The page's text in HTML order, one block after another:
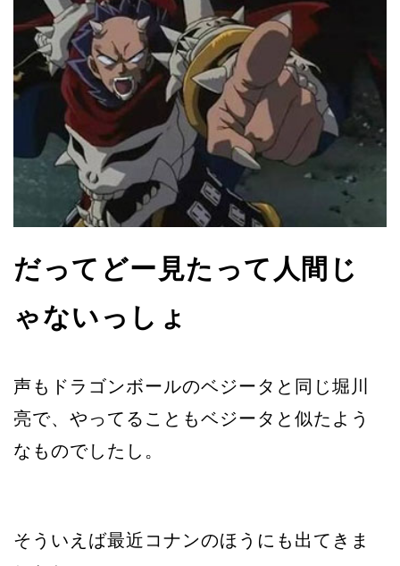
だってどー見たって人間じ
ゃないっしょ
声もドラゴンボールのベジータと同じ堀川
亮で、やってることもベジータと似たよう
なものでしたし。
そういえば最近コナンのほうにも出てきま